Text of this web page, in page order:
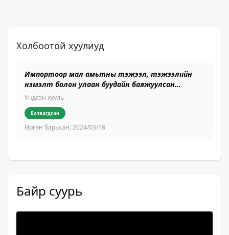
Холбоотой хуулиуд
Импортоор мал амьтны тэжээл, тэжээлийн
нэмэлт болон улаан буудайн баяжуулсан
гурилыг чөлөөлөх
Үндсэн хууль
Батлагдсан
Өргөн барьсан: 2024/03/18
Байр суурь